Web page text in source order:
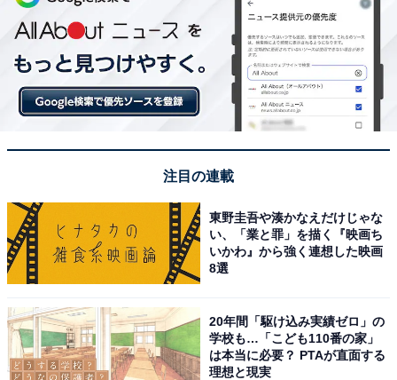
しと食のワクワク体験が魅力
注目の連載
東野圭吾や湊かなえだけじゃな
い、「業と罪」を描く『映画ち
いかわ』から強く連想した映画
8選
20年間「駆け込み実績ゼロ」の
学校も…「こども110番の家」
は本当に必要？ PTAが直面する
理想と現実